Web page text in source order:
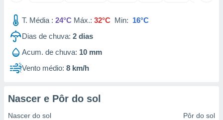
utilizar
criar
medir
T. Média : 24°C Máx.: 32°C Min: 16°C
Dias de chuva: 2 dias
Acum. de chuva: 10 mm
Vento médio: 8 km/h
Nascer e Pôr do sol
Nascer do sol Pôr do sol